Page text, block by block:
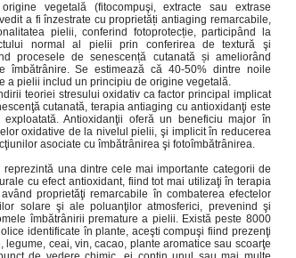
vegetală (fitocompuşi, extracte sau extrase
a fi înzestrate cu proprietăți antiaging remarcabile,
pielii, conferind fotoprotecție, participând la
normal al pielii prin conferirea de textură şi
procesele de senescență cutanată și ameliorând
îmbătrânire. Se estimează că 40-50% dintre noile
a pielii includ un principiu de origine vegetală.
teoriei stresului oxidativ ca factor principal implicat
cutanată, terapia antiaging cu antioxidanţi este
Antioxidanţii oferă un beneficiu major în
oxidative de la nivelul pielii, şi implicit în reducerea
asociate cu îmbătrânirea şi fotoîmbătrânirea.
reprezintă una dintre cele mai importante categorii de
cu efect antioxidant, fiind tot mai utilizaţi în terapia
proprietăţi remarcabile în combaterea efectelor
solare şi ale poluanţilor atmosferici, prevenind şi
îmbătrânirii premature a pielii. Există peste 8000
identificate în plante, aceşti compuşi fiind prezenţi
legume, ceai, vin, cacao, plante aromatice sau scoarţe